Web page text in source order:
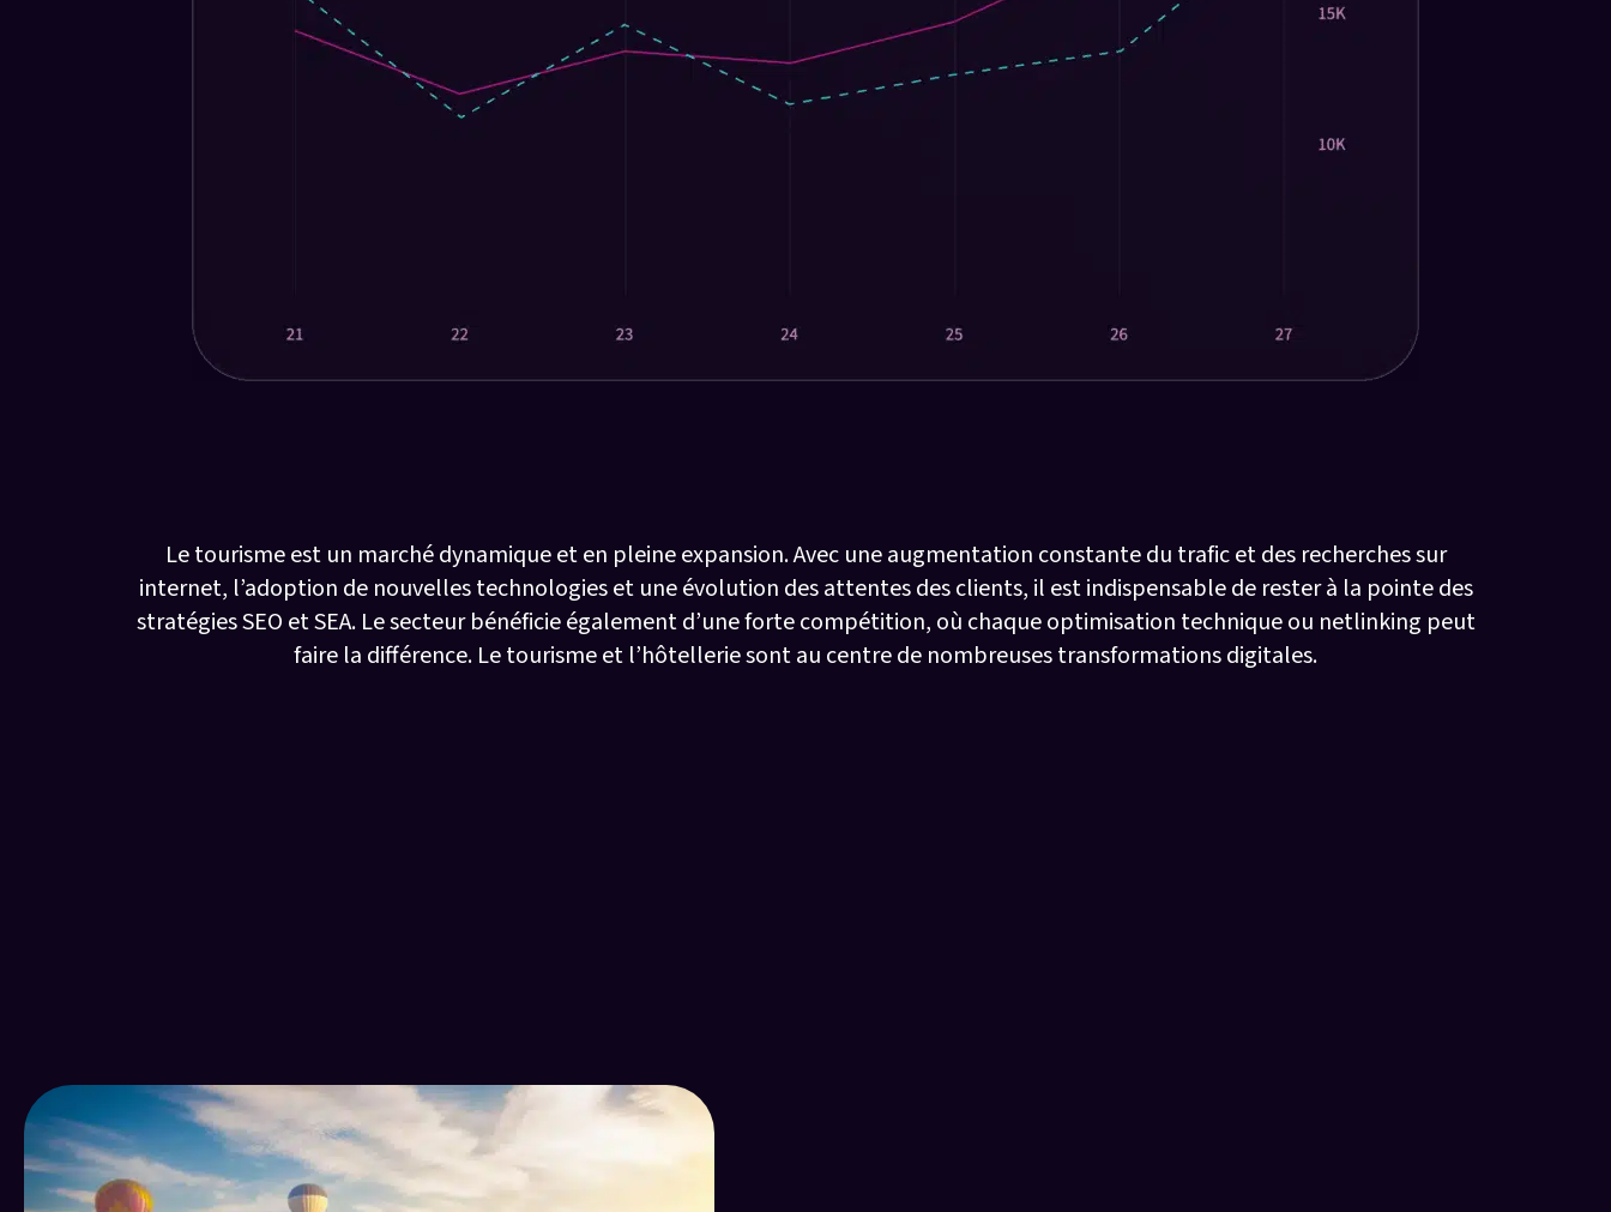
Le tourisme est un marché dynamique et en pleine expansion. Avec une augmentation constante du trafic et des recherches sur
internet, l’adoption de nouvelles technologies et une évolution des attentes des clients, il est indispensable de rester à la pointe des
stratégies SEO et SEA. Le secteur bénéficie également d’une forte compétition, où chaque optimisation technique ou netlinking peut
faire la différence. Le tourisme et l’hôtellerie sont au centre de nombreuses transformations digitales.